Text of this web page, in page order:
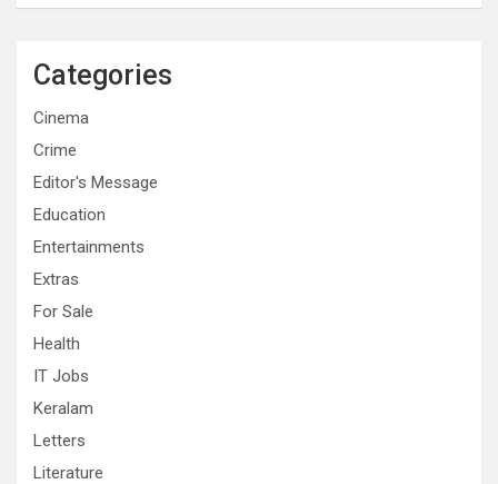
Categories
Cinema
Crime
Editor's Message
Education
Entertainments
Extras
For Sale
Health
IT Jobs
Keralam
Letters
Literature